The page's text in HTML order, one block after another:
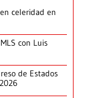
celeridad en
con Luis
de Estados